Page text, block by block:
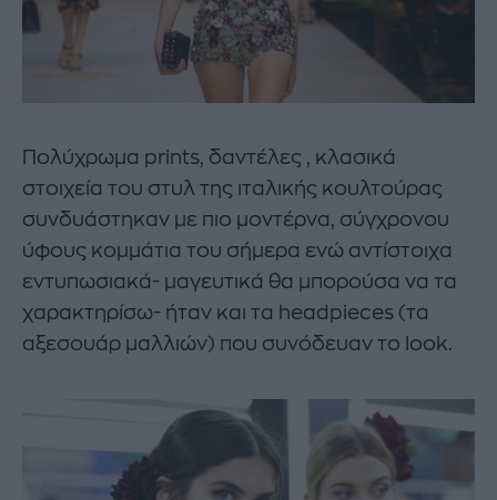
Πολύχρωμα prints, δαντέλες , κλασικά
στοιχεία του στυλ της ιταλικής κουλτούρας
συνδυάστηκαν με πιο μοντέρνα, σύγχρονου
ύφους κομμάτια του σήμερα ενώ αντίστοιχα
εντυπωσιακά- μαγευτικά θα μπορούσα να τα
χαρακτηρίσω- ήταν και τα headpieces (τα
αξεσουάρ μαλλιών) που συνόδευαν το look.